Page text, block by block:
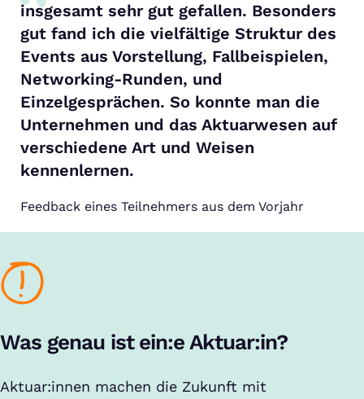
insgesamt sehr gut gefallen. Besonders
gut fand ich die vielfältige Struktur des
Events aus Vorstellung, Fallbeispielen,
Networking-Runden, und
Einzelgesprächen. So konnte man die
Unternehmen und das Aktuarwesen auf
verschiedene Art und Weisen
kennenlernen.
Feedback eines Teilnehmers aus dem Vorjahr
Was genau ist ein:e Aktuar:in?
Aktuar:innen machen die Zukunft mit